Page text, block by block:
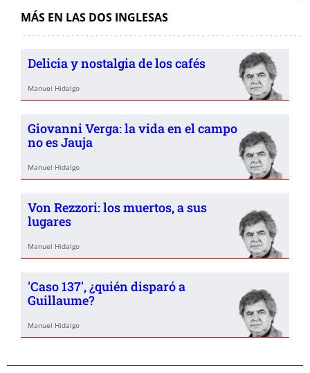
MÁS EN LAS DOS INGLESAS
Delicia y nostalgia de los cafés
Manuel Hidalgo
Giovanni Verga: la vida en el campo
no es Jauja
Manuel Hidalgo
Von Rezzori: los muertos, a sus
lugares
Manuel Hidalgo
'Caso 137', ¿quién disparó a
Guillaume?
Manuel Hidalgo